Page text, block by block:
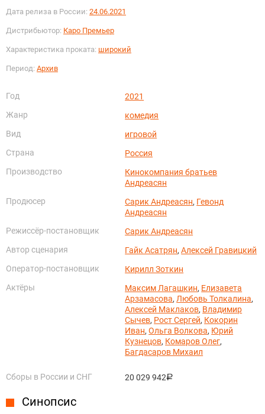
Дата релиза в России: 24.06.2021
Дистрибьютор: Каро Премьер
Характеристика проката: широкий
Период: Архив
Год
2021
Жанр
комедия
Вид
игровой
Страна
Россия
Производство
Кинокомпания братьев
Андреасян
Продюсер
Сарик Андреасян, Гевонд
Андреасян
Режиссёр-постановщик
Сарик Андреасян
Автор сценария
Гайк Асатрян,Алексей Гравицкий
Оператор-постановщик
Кирилл Зоткин
Актёры
Максим Лагашкин, Елизавета
Арзамасова, Любовь Толкалина,
Алексей Маклаков, Владимир
Сычев, Рост Сергей, Кокорин
Иван,Ольга Волкова, Юрий
Кузнецов, Комаров Олег,
Багдасаров Михаил
Сборы в России и СНГ 20 029 942руб.
Синопсис